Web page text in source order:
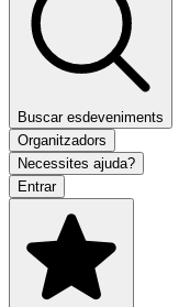
Buscar esdeveniments
Organitzadors
Necessites ajuda?
Entrar